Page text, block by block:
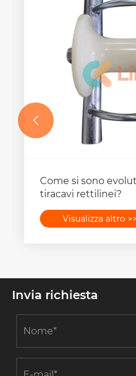
Come si sono
tiracavi rettilinei?
Visualizza altro >>

Invia richiesta